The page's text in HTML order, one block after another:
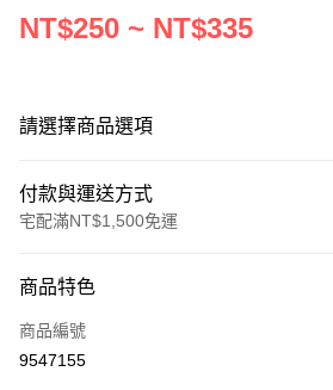
NT$250 ~ NT$335
請選擇商品選項
付款與運送方式
宅配滿NT$1,500免運
信用卡一次付款
LINE Pay
商品特色
商品編號
9547155